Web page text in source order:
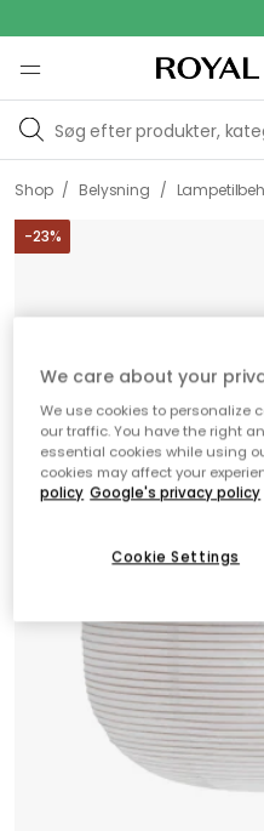
Shop / Belysning /
-23%
We care about your
We use cookies to personalize
our traffic. You have the right
essential cookies while using
cookies may affect your
policy Google's privacy policy
Cookie Settings